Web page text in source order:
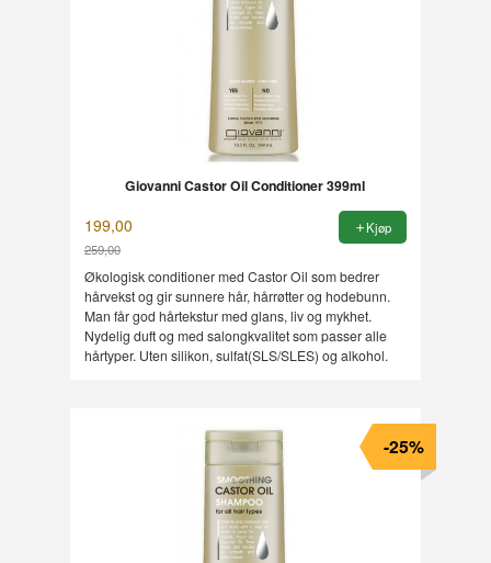
Giovanni Castor Oil Conditioner 399ml
199,00
259,00
Rabatt
Kjøp
Økologisk conditioner med Castor Oil som bedrer
hårvekst og gir sunnere hår, hårrøtter og hodebunn.
Man får god hårtekstur med glans, liv og mykhet.
Nydelig duft og med salongkvalitet som passer alle
hårtyper. Uten silikon, sulfat(SLS/SLES) og alkohol.
-25%